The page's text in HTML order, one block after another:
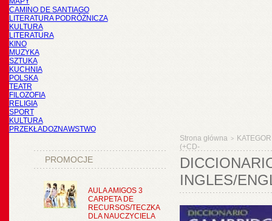
CAMINO DE SANTIAGO
LITERATURA PODRÓŻNICZA
KULTURA
LITERATURA
KINO
MUZYKA
SZTUKA
KUCHNIA
POLSKA
TEATR
FILOZOFIA
RELIGIA
SPORT
KULTURA
PRZEKŁADOZNAWSTWO
PROMOCJE
AULA AMIGOS 3
CARPETA DE
RECURSOS/TECZKA
DLA NAUCZYCIELA
Strona główna >
(+CD-
INGLES/